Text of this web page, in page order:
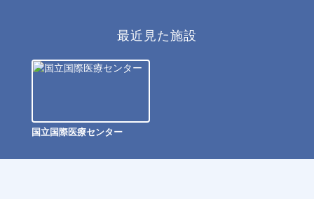
最近見た施設
国立国際医療センター